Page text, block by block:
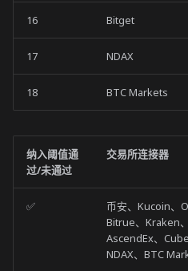
16 Bitget
17 NDAX
18 BTC Markets
纳入阈值通
过/未通过
交易所连接器
✅
币安、Kucoin、
Bitrue、Kraken
AscendEx、
NDAX、BTC